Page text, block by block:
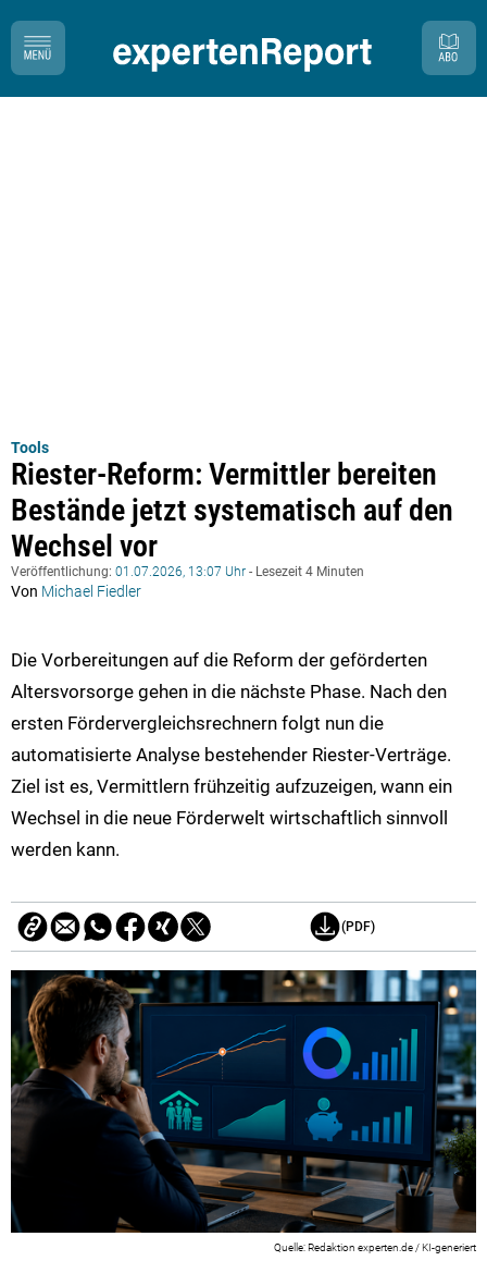
Tools
Riester-Reform: Vermittler bereiten
Bestände jetzt systematisch auf den
Wechsel vor
Veröffentlichung: 01.07.2026, 13:07 Uhr - Lesezeit 4 Minuten
Von Michael Fiedler
Die Vorbereitungen auf die Reform der geförderten
Altersvorsorge gehen in die nächste Phase. Nach den
ersten Fördervergleichsrechnern folgt nun die
automatisierte Analyse bestehender Riester-Verträge.
Ziel ist es, Vermittlern frühzeitig aufzuzeigen, wann ein
Wechsel in die neue Förderwelt wirtschaftlich sinnvoll
werden kann.
(PDF)
Redaktion experten.de / KI-generiert